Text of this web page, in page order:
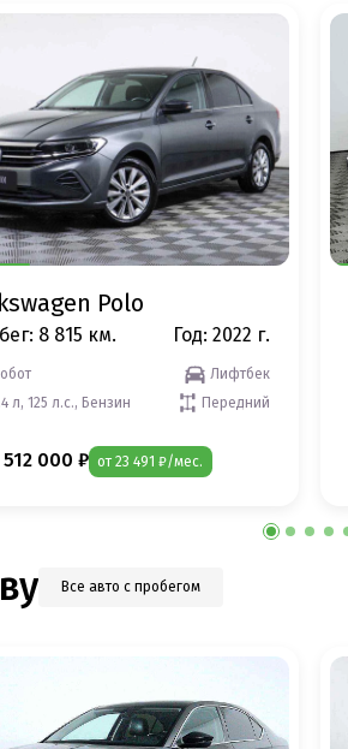
Polo
8 815 км. Год: 2022 г.
Лифтбек
л, 125 л.с., Бензин
Передний
512 000 ₽ от 23 491 ₽/мес.
Все авто с пробегом